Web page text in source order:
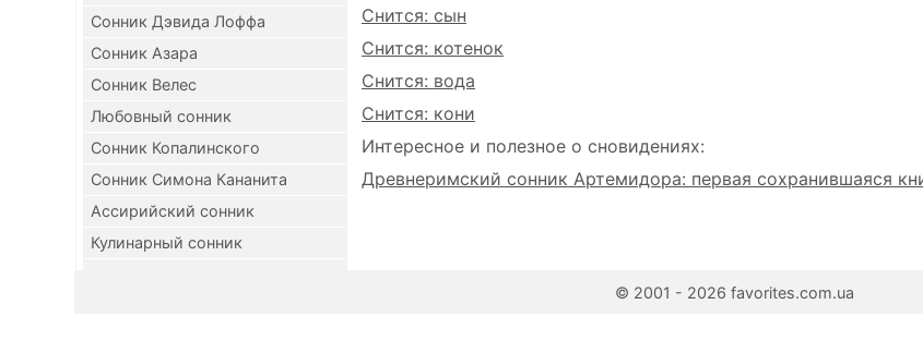
Сонник Дэвида Лоффа
Сонник Азара
Сонник Велес
Любовный сонник
Сонник Копалинского
Сонник Симона Кананита
Ассирийский сонник
Кулинарный сонник
Снится: сын
Снится: котенок
Снится: вода
Снится: кони
Интересное и полезное о сновидениях:
Древнеримский сонник Артемидора: первая сохранившаяся
© 2001 - 2026 favorites.com.ua